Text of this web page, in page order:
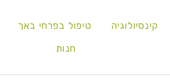
קינסיולוגיה טיפול בפרחי באך
חנות